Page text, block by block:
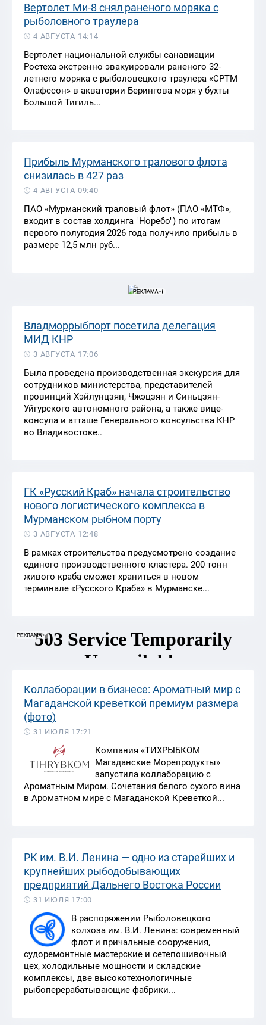
Вертолет Ми-8 снял раненого моряка с
рыболовного траулера
4 АВГУСТА 14:14
Вертолет национальной службы санавиации
Ростеха экстренно эвакуировали раненого 32-
летнего моряка с рыболовецкого траулера «СРТМ
Олафссон» в акватории Берингова моря у бухты
Большой Тигиль...
Прибыль Мурманского тралового флота
снизилась в 427 раз
4 АВГУСТА 09:40
ПАО «Мурманский траловый флот» (ПАО «МТФ»,
входит в состав холдинга "Норебо") по итогам
первого полугодия 2026 года получило прибыль в
размере 12,5 млн руб...
Владморрыбпорт посетила делегация
МИД КНР
3 АВГУСТА 17:06
Была проведена производственная экскурсия для
сотрудников министерства, представителей
провинций Хэйлунцзян, Чжэцзян и Синьцзян-
Уйгурского автономного района, а также вице-
консула и атташе Генерального консульства КНР
во Владивостоке..
ГК «Русский Краб» начала строительство
нового логистического комплекса в
Мурманском рыбном порту
3 АВГУСТА 12:48
В рамках строительства предусмотрено создание
единого производственного кластера. 200 тонн
живого краба сможет храниться в новом
терминале «Русского Краба» в Мурманске...
Коллаборации в бизнесе: Ароматный мир с
Магаданской креветкой премиум размера
(фото)
31 ИЮЛЯ 17:21
Компания «ТИХРЫБКОМ
Магаданские Морепродукты»
запустила коллаборацию с
Ароматным Миром. Сочетания белого сухого вина
в Ароматном мире с Магаданской Креветкой...
РК им. В.И. Ленина — одно из старейших и
крупнейших рыбодобывающих
предприятий Дальнего Востока России
31 ИЮЛЯ 17:00
В распоряжении Рыболовецкого
колхоза им. В.И. Ленина: современный
флот и причальные сооружения,
судоремонтные мастерские и сетепошивочный
цех, холодильные мощности и складские
комплексы, две высокотехнологичные
рыбоперерабатывающие фабрики...